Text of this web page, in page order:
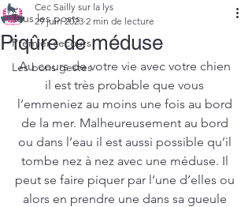
Tous les posts
Premier secours
Les bons gestes
Piqûre de méduse
Cec Sailly sur la lys
29 juin 2023 2 min de lecture
Au cours de votre vie avec votre chien
il est très probable que vous
l’emmeniez au moins une fois au bord
de la mer. Malheureusement au bord
ou dans l’eau il est aussi possible qu’il
tombe nez à nez avec une méduse. Il
peut se faire piquer par l’une d’elles ou
alors en prendre une dans sa gueule